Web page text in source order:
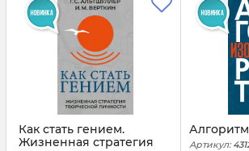
Как стать гением.
Жизненная стратегия
Артикул: